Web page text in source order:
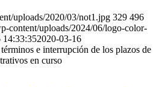
uploads/2020/03/not1.jpg 329 496
content/uploads/2024/06/logo-color-
14:33:352020-03-16
e interrupción de los plazos de
en curso